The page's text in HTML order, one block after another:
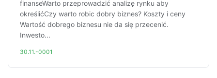
finanseWarto przeprowadzić analizę rynku aby
określićCzy warto robic dobry biznes? Koszty i ceny
Wartość dobrego biznesu nie da się przecenić.
Inwesto...
30.11.-0001